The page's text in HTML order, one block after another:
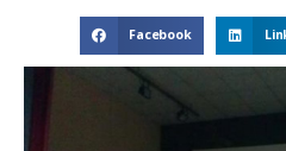
Facebook